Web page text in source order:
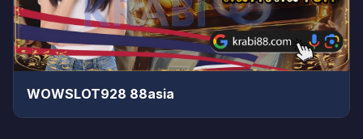
WOWSLOT928 88asia